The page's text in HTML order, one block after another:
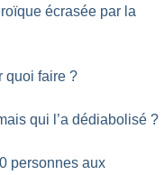
écrasée par la
quoi faire ?
qui l’a dédiabolisé ?
personnes aux